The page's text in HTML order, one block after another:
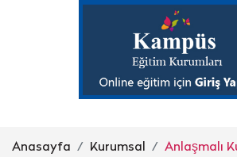
Anasayfa Kurumsal Anlaşmalı